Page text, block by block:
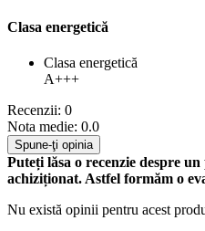
Clasa energetică
Clasa energetică
A+++
Recenzii: 0
Nota medie: 0.0
Spune-ţi opinia
Puteți lăsa o recenzie despre
achiziționat. Astfel formăm o
Nu există opinii pentru acest